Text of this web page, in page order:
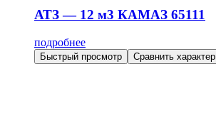
АТЗ — 12 м3 КАМАЗ 65111
подробнее
Быстрый просмотр Сравнить